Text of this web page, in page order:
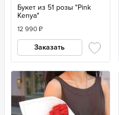
Букет из 51 розы "Pink
Kenya"
12 990₽
Заказать